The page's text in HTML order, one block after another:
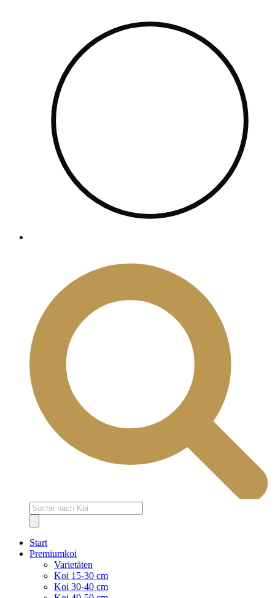
Products
search
Start
Premiumkoi
Varietäten
Koi 15-30 cm
Koi 30-40 cm